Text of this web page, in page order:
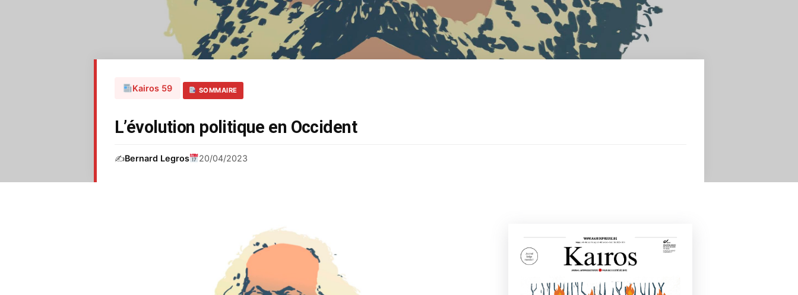
Kairos 59 SOMMAIRE
L’évolution politique en Occident
✍️Bernard Legros 20/04/2023